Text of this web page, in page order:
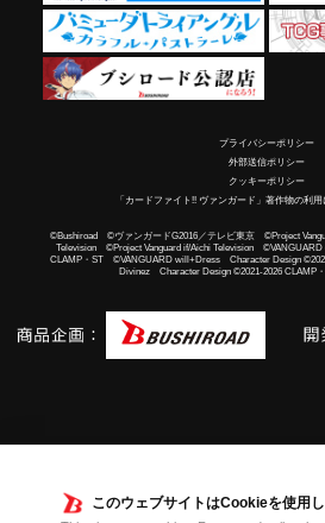
このウェブサイトはCookieを使用
プライバシーポリシー
外部送信ポリシー
クッキーポリシー
「カードファイト!! ヴァンガード」著作物の利
©Bushiroad ©ヴァンガードG2016／テレビ東京 ©Project
Television ©Project Vanguard if/Aichi Television
CLAMP・ST ©VANGUARD will+Dress Character Design
Divinez Character Design ©2021-2026 CLAMP